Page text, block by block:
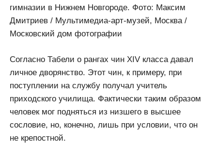
гимназии в Нижнем Новгороде. Фото: Максим
Дмитриев / Мультимедиа-арт-музей, Москва /
Московский дом фотографии
Согласно Табели о рангах чин XIV класса давал
личное дворянство. Этот чин, к примеру, при
поступлении на службу получал учитель
приходского училища. Фактически таким образом
человек мог подняться из низшего в высшее
сословие, но, конечно, лишь при условии, что он
не крепостной.